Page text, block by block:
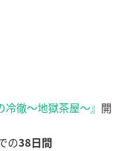
冷徹～地獄茶屋～』 開
の38日間